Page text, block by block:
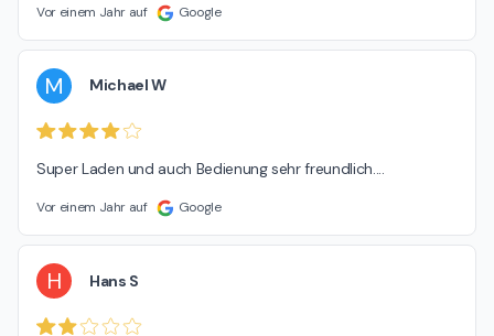
Vor einem Jahr auf Google
M Michael W
Super Laden und auch Bedienung sehr freundlich....
Vor einem Jahr auf Google
H Hans S